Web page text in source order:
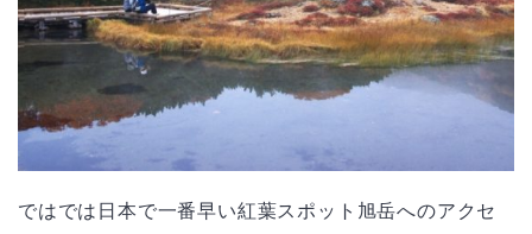
ではでは日本で一番早い紅葉スポット旭岳へのアクセ